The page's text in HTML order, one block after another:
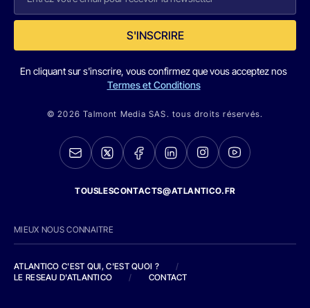
S'INSCRIRE
En cliquant sur s'inscrire, vous confirmez que vous acceptez nos
Termes et Conditions
© 2026 Talmont Media SAS. tous droits réservés.
TOUSLESCONTACTS@ATLANTICO.FR
MIEUX NOUS CONNAITRE
ATLANTICO C'EST QUI, C'EST QUOI ?
/
LE RESEAU D'ATLANTICO
/ CONTACT